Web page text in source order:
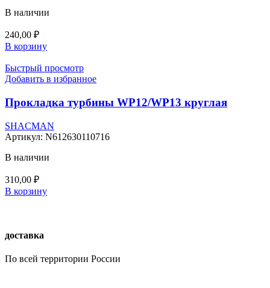
В наличии
240,00 ₽
В корзину
Быстрый просмотр
Добавить в избранное
Прокладка турбины WP12/WP13 круглая
SHACMAN
Артикул: N612630110716
В наличии
310,00 ₽
В корзину
доставка
По всей территории России